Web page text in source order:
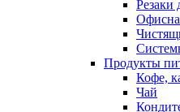
Резаки
Продукты
Кофе,
Чай